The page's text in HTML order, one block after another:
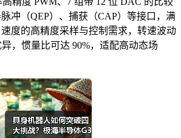
冲（QEP）、捕获（CAP）等接口，满
度的高精度采样与控制需求，转速波动
，惯量比可达 90%，适配高动态场